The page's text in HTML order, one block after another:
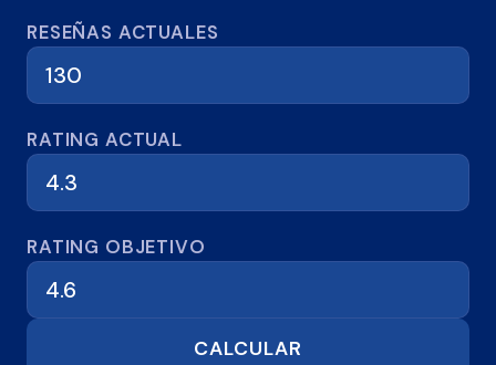
Calculadora de reseñas
RESEÑAS ACTUALES
RATING ACTUAL
RATING OBJETIVO
CALCULAR